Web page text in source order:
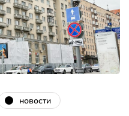
новости